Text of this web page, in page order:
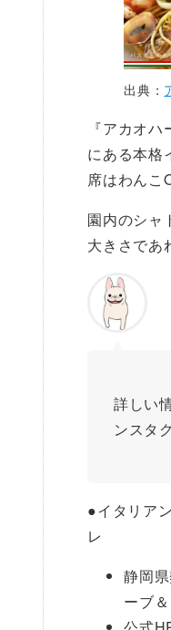
出典：
『アカオ
にある本格
席はわんこ
園内のシャ
大きさであ
詳しい
ンスタ
●イタリア
レ
静岡
ーブ